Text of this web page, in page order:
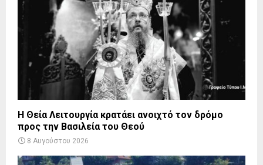
Η Θεία Λειτουργία κρατάει ανοιχτό τον δρόμο
προς την Βασιλεία του Θεού
8 Αυγούστου 2026